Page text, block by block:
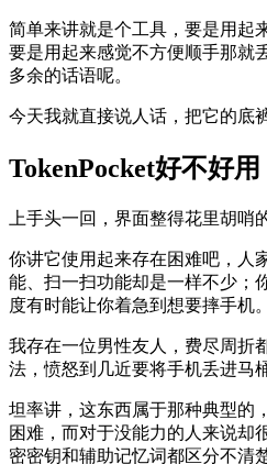
简单来讲就是个工具，要是用起
要是用起来感觉不方便顺手那就
多余的话语呢。
今天我就直接说人话，把它的底
TokenPocket好不好用
上手头一回，界面整得花里胡哨
你讲它使用起来存在困难吧，人
能、扫一扫功能却是一样不少；
度有时能让你着急到想要摔手机。
我存在一位男性友人，费尽周折
法，愤怒到几近要将手机丢进马
坦率讲，这东西属于那种典型的
困难，而对于没能力的人来说却
密密钥和辅助记忆词都区分不清